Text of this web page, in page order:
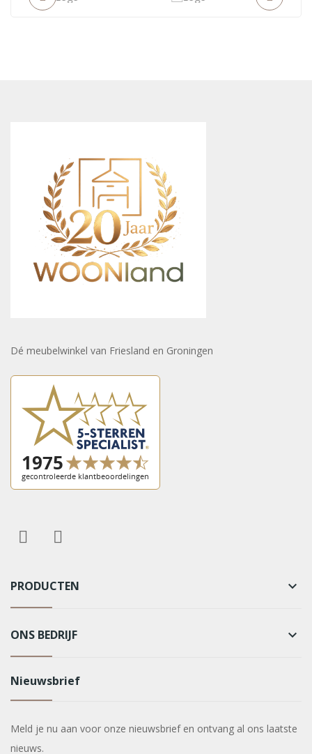
Dé meubelwinkel van Friesland en Groningen
PRODUCTEN keyboard_arrow_down
ONS BEDRIJF keyboard_arrow_down
Nieuwsbrief
Meld je nu aan voor onze nieuwsbrief en ontvang al ons laatste
nieuws.